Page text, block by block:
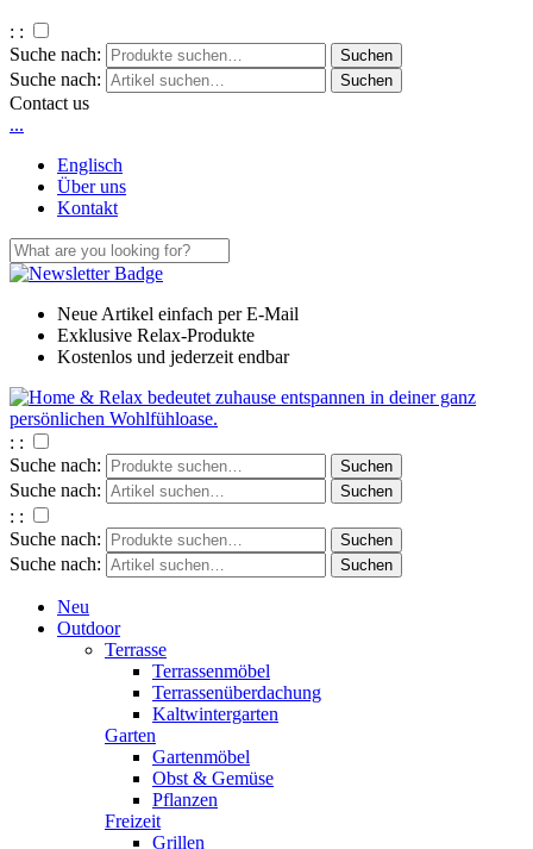
: :
Suche nach:
Suche nach:
Contact us
...
Englisch
Über uns
Kontakt
Neue Artikel einfach per E-Mail
Exklusive Relax-Produkte
Kostenlos und jederzeit endbar
: :
Suche nach:
Suche nach:
: :
Suche nach:
Suche nach:
Neu
Outdoor
Terrasse
Terrassenmöbel
Terrassenüberdachung
Kaltwintergarten
Garten
Gartenmöbel
Obst & Gemüse
Pflanzen
Freizeit
Grillen